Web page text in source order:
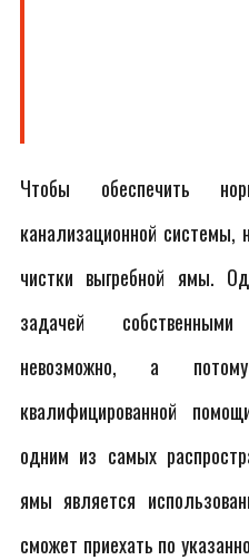
Чтобы обеспечить
канализационной системы,
чистки выгребной ямы.
задачей
невозможно, а
квалифицированной
одним из самых
ямы является
сможет приехать по